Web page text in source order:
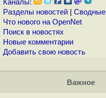
Каналы:
Разделы новостей| Сводные
Что нового на OpenNet
Поиск в новостях
Новые комментарии
Добавить свою новость
Важное